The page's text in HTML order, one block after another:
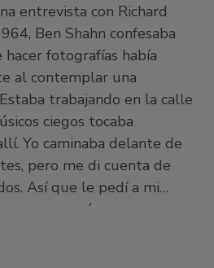
entrevista con Richard
Ben Shahn confesaba
fotografías había
al contemplar una
trabajando en la calle
ciegos tocaba
Yo caminaba delante de
pero me di cuenta de
Así que le pedí a mi
una cámara, ya que yo